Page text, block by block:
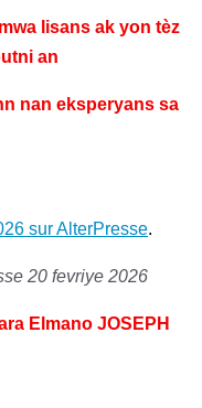
lisans ak yon tèz
an
nan eksperyans sa
sur AlterPresse.
20 fevriye 2026
Elmano JOSEPH